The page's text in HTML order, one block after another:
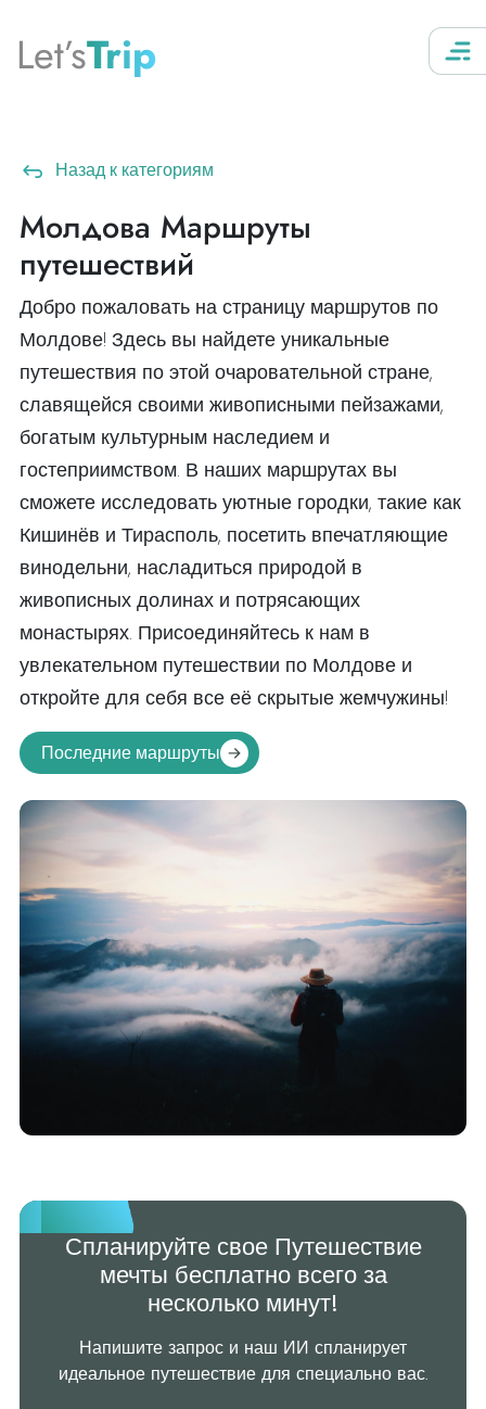
Let’sTrip
Назад к категориям
Молдова Маршруты
путешествий
Добро пожаловать на страницу маршрутов по
Молдове! Здесь вы найдете уникальные
путешествия по этой очаровательной стране,
славящейся своими живописными пейзажами,
богатым культурным наследием и
гостеприимством. В наших маршрутах вы
сможете исследовать уютные городки, такие как
Кишинёв и Тирасполь, посетить впечатляющие
винодельни, насладиться природой в
живописных долинах и потрясающих
монастырях. Присоединяйтесь к нам в
увлекательном путешествии по Молдове и
откройте для себя все её скрытые жемчужины!
Последние маршруты
Спланируйте свое Путешествие
мечты бесплатно всего за
несколько минут!
Напишите запрос и наш ИИ спланирует
идеальное путешествие для специально вас.